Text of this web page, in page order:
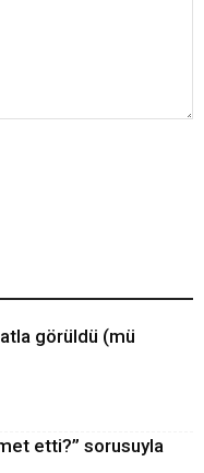
görüldü (mü
etti?” sorusuyla